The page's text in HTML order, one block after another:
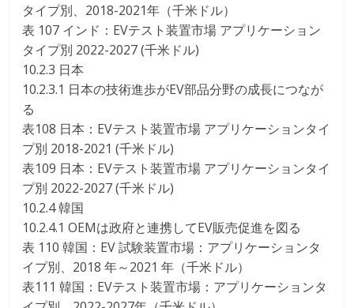
タイプ別、2018-2021年（千米ドル）
表 107 インド：EVテスト装置市場 アプリケーション
タイプ別 2022-2027 (千米ドル)
10.2.3 日本
10.2.3.1 日本の技術進歩がEV部品分野の成長につなが
る
表108 日本：EVテスト装置市場 アプリケーションタイ
プ別 2018-2021 (千米ドル)
表109 日本：EVテスト装置市場 アプリケーションタイ
プ別 2022-2027 (千米ドル)
10.2.4 韓国
10.2.4.1 OEMは政府と連携してEV販売促進を図る
表 110 韓国：EV 試験装置市場：アプリケーションタ
イプ別、2018 年～2021 年（千米ドル）
表111 韓国：EVテスト装置市場：アプリケーションタ